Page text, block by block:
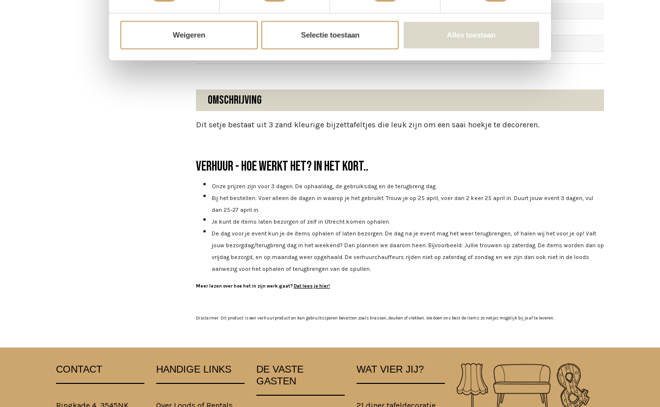
Weigeren Selectie toestaan Alles toestaan
Omschrijving
Dit setje bestaat uit 3 zand kleurige bijzettafeltjes die leuk zijn om een saai hoekje te decoreren.
Verhuur - Hoe werkt het? In het kort..
Onze prijzen zijn voor 3 dagen. De ophaaldag, de gebruiksdag en de terugbreng dag.
Bij het bestellen: Voer alleen de dagen in waarop je het gebruikt. Trouw je op 25 april, voer dan 2 keer 25 april in. Duurt jouw event 3 dagen, vul
dan 25-27 april in.
Je kunt de items laten bezorgen of zelf in Utrecht komen ophalen.
De dag voor je event kun je de items ophalen of laten bezorgen. De dag na je event mag het weer terugbrengen, of halen wij het voor je op! Valt
jouw bezorgdag/terugbreng dag in het weekend? Dan plannen we daarom heen. Bijvoorbeeld: Jullie trouwen op zaterdag. De items worden dan op
vrijdag bezorgd, en op maandag weer opgehaald. De verhuurchauffeurs rijden niet op zaterdag of zondag en we zijn dan ook niet in de loods
aanwezig voor het ophalen of terugbrengen van de spullen.
Meer lezen over hoe het in zijn werk gaat?Dat lees je hier!
Disclaimer: Dit product is een verhuurproduct en kan gebruikssporen bevatten zoals krassen, deuken of vlekken. We doen ons best de items zo netjes mogelijk bij je af te leveren.
CONTACT HANDIGE LINKS
DE VASTE
GASTEN
WAT VIER JIJ?